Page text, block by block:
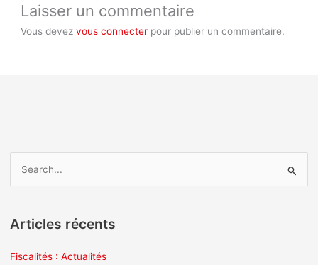
Laisser un commentaire
Vous devezvous connecter pour publier un commentaire.
h
Articles récents
Fiscalités : Actualités